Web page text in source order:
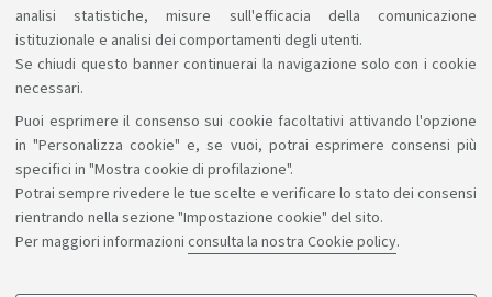
analisi statistiche, misure sull'efficacia della comunicazione
istituzionale e analisi dei comportamenti degli utenti.
Se chiudi questo banner continuerai la navigazione solo con i cookie
necessari.
Puoi esprimere il consenso sui cookie facoltativi attivando l'opzione
in "Personalizza cookie" e, se vuoi, potrai esprimere consensi più
specifici in "Mostra cookie di profilazione".
Potrai sempre rivedere le tue scelte e verificare lo stato dei consensi
rientrando nella sezione "Impostazione cookie" del sito.
Per maggiori informazioni consulta la nostra Cookie policy.
Sosteniamo il diritto alla conoscenza
Seguici su: